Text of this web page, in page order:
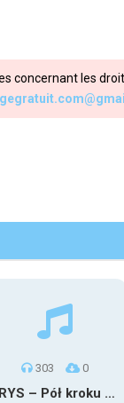
concernant les
303 0
IRYS – Pół kroku stąd